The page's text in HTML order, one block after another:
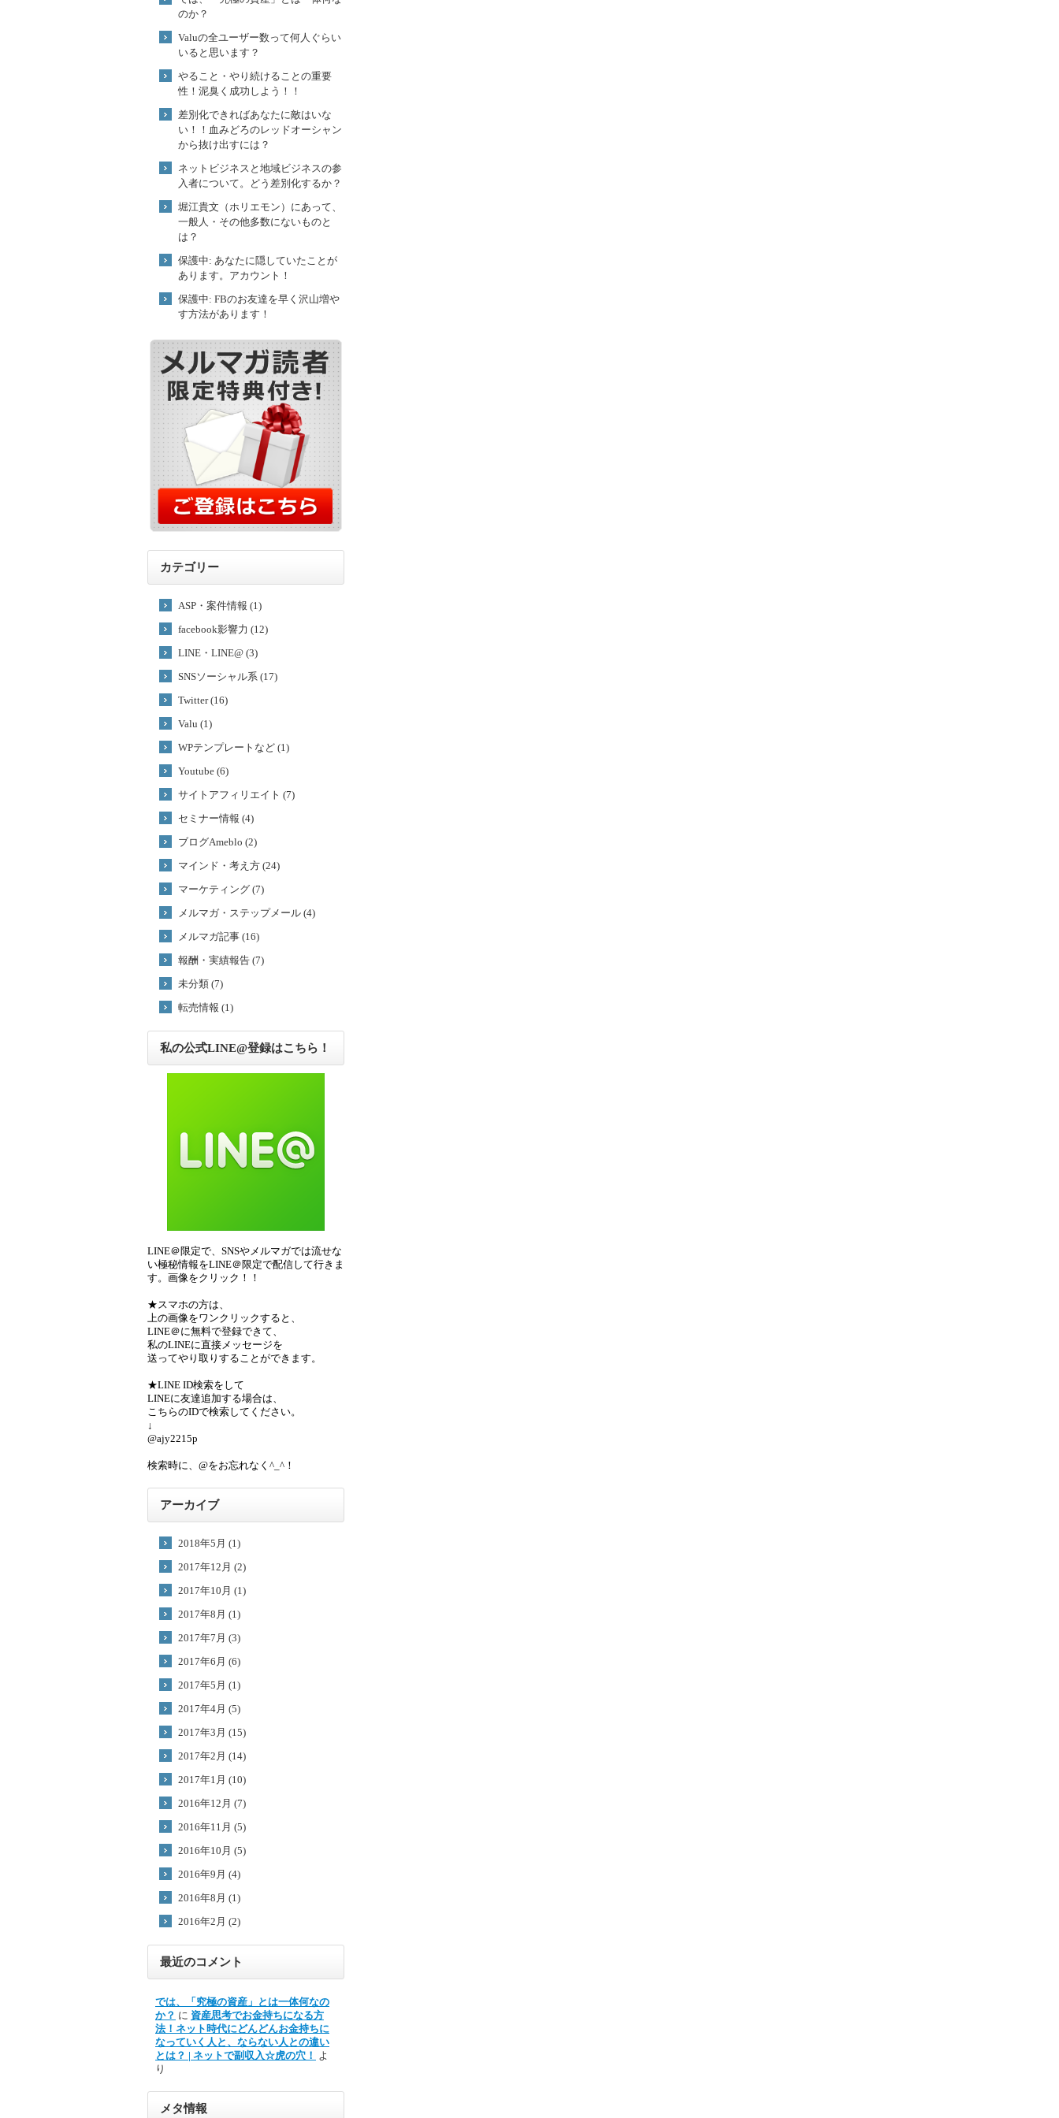
のか？
Valuの全ユーザー数って何人ぐらい
いると思います？
やること・やり続けることの重要
性！泥臭く成功しよう！！
差別化できればあなたに敵はいな
い！！血みどろのレッドオーシャン
から抜け出すには？
ネットビジネスと地域ビジネスの参
入者について。どう差別化するか？
堀江貴文（ホリエモン）にあって、
一般人・その他多数にないものと
は？
保護中: あなたに隠していたことが
あります。アカウント！
保護中: FBのお友達を早く沢山増や
す方法があります！
カテゴリー
ASP・案件情報 (1)
facebook影響力 (12)
LINE・LINE@ (3)
SNSソーシャル系 (17)
Twitter (16)
Valu (1)
WPテンプレートなど (1)
Youtube (6)
サイトアフィリエイト (7)
セミナー情報 (4)
ブログAmeblo (2)
マインド・考え方 (24)
マーケティング (7)
メルマガ・ステップメール (4)
メルマガ記事 (16)
報酬・実績報告 (7)
未分類 (7)
転売情報 (1)
私の公式LINE@登録はこちら！
LINE＠限定で、SNSやメルマガでは流せな
い極秘情報をLINE＠限定で配信して行きま
す。画像をクリック！！
★スマホの方は、
上の画像をワンクリックすると、
LINE＠に無料で登録できて、
私のLINEに直接メッセージを
送ってやり取りすることができます。
★LINE ID検索をして
LINEに友達追加する場合は、
こちらのIDで検索してください。
↓
@ajy2215p
検索時に、@をお忘れなく^_^！
アーカイブ
2018年5月 (1)
2017年12月 (2)
2017年10月 (1)
2017年8月 (1)
2017年7月 (3)
2017年6月 (6)
2017年5月 (1)
2017年4月 (5)
2017年3月 (15)
2017年2月 (14)
2017年1月 (10)
2016年12月 (7)
2016年11月 (5)
2016年10月 (5)
2016年9月 (4)
2016年8月 (1)
2016年2月 (2)
最近のコメント
では、「究極の資産」とは一体何なの
か？ に 資産思考でお金持ちになる方
法！ネット時代にどんどんお金持ちに
なっていく人と、ならない人との違い
とは？ | ネットで副収入☆虎の穴！ よ
り
メタ情報